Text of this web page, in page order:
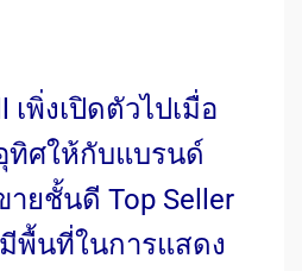
เพิ่งเปิดตัวไปเมื่อ
ศให้กับแบรนด์
ายชั้นดี Top Seller
พื้นที่ในการแสดง